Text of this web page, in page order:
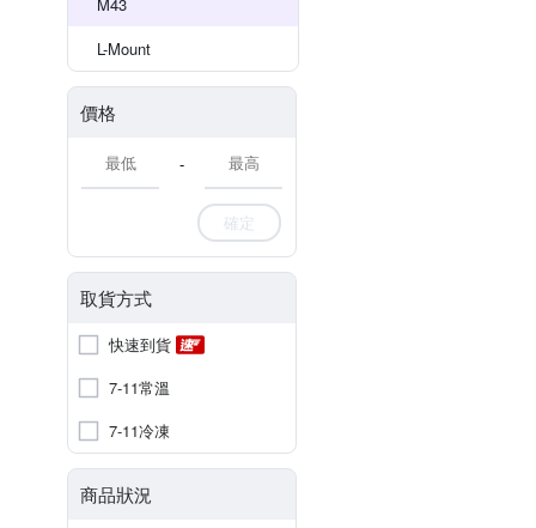
L-Mount
價格
-
確定
取貨方式
快速到貨
7-11常溫
7-11冷凍
商品狀況